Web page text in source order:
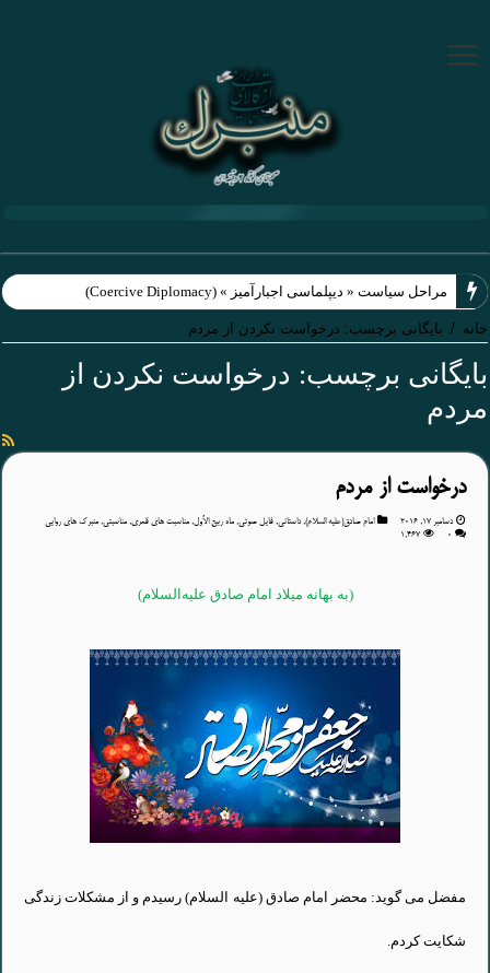
مراحل سیاست « دیپلماسی اجبارآمیز » (Coercive Diplomacy)
خانه / بایگانی برچسب: درخواست نکردن از مردم
بایگانی برچسب: درخواست نکردن از
مردم
درخواست از مردم
دسامبر 17, 2016 امام صادق(علیه السلام),داستانی,فایل صوتی,ماه ربیع الأول,مناسبت های قمری,مناسبتی,منبرک های روایی
۰
1,467
(به بهانه میلاد امام صادق علیه‌السلام)
مفضل مى گوید: محضر امام صادق (علیه السلام) رسیدم و از مشکلات زندگى
شکایت کردم.